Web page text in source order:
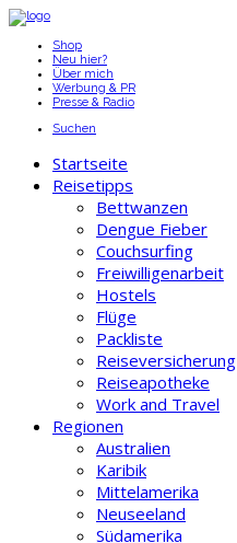
Shop
Neu hier?
Über mich
Werbung & PR
Presse & Radio
Suchen
Startseite
Reisetipps
Bettwanzen
Dengue Fieber
Couchsurfing
Freiwilligenarbeit
Hostels
Flüge
Packliste
Reiseversicherung
Reiseapotheke
Work and Travel
Regionen
Australien
Karibik
Mittelamerika
Neuseeland
Südamerika